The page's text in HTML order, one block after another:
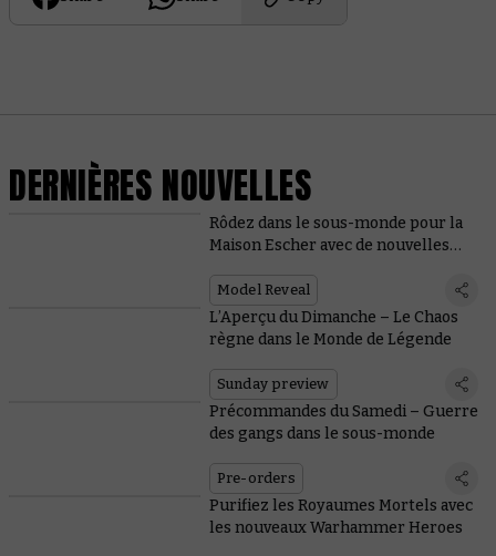
DERNIÈRES NOUVELLES
Rôdez dans le sous-monde pour la
Maison Escher avec de nouvelles
Model Reveal
L’Aperçu du Dimanche – Le Chaos
règne dans le Monde de Légende
Sunday preview
Précommandes du Samedi – Guerre
des gangs dans le sous-monde
Pre-orders
Purifiez les Royaumes Mortels avec
les nouveaux Warhammer Heroes